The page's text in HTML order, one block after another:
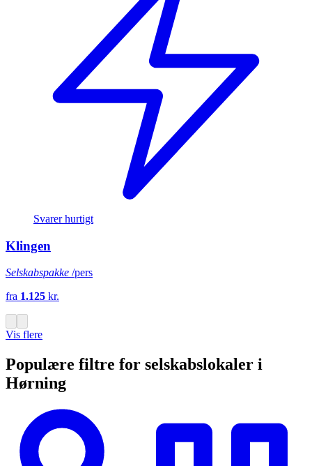
Svarer hurtigt
Klingen
Selskabspakke /pers
fra 1.125 kr.
Vis flere
Populære filtre for selskabslokaler i
Hørning